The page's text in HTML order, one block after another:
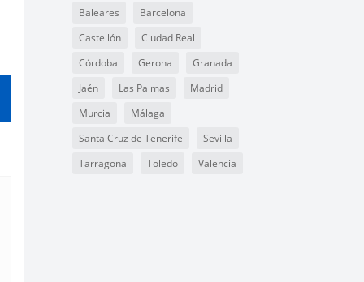
Baleares
Barcelona
Castellón
Ciudad Real
Córdoba
Gerona
Granada
Jaén
Las Palmas
Madrid
Murcia
Málaga
Santa Cruz de Tenerife
Sevilla
Tarragona
Toledo Valencia